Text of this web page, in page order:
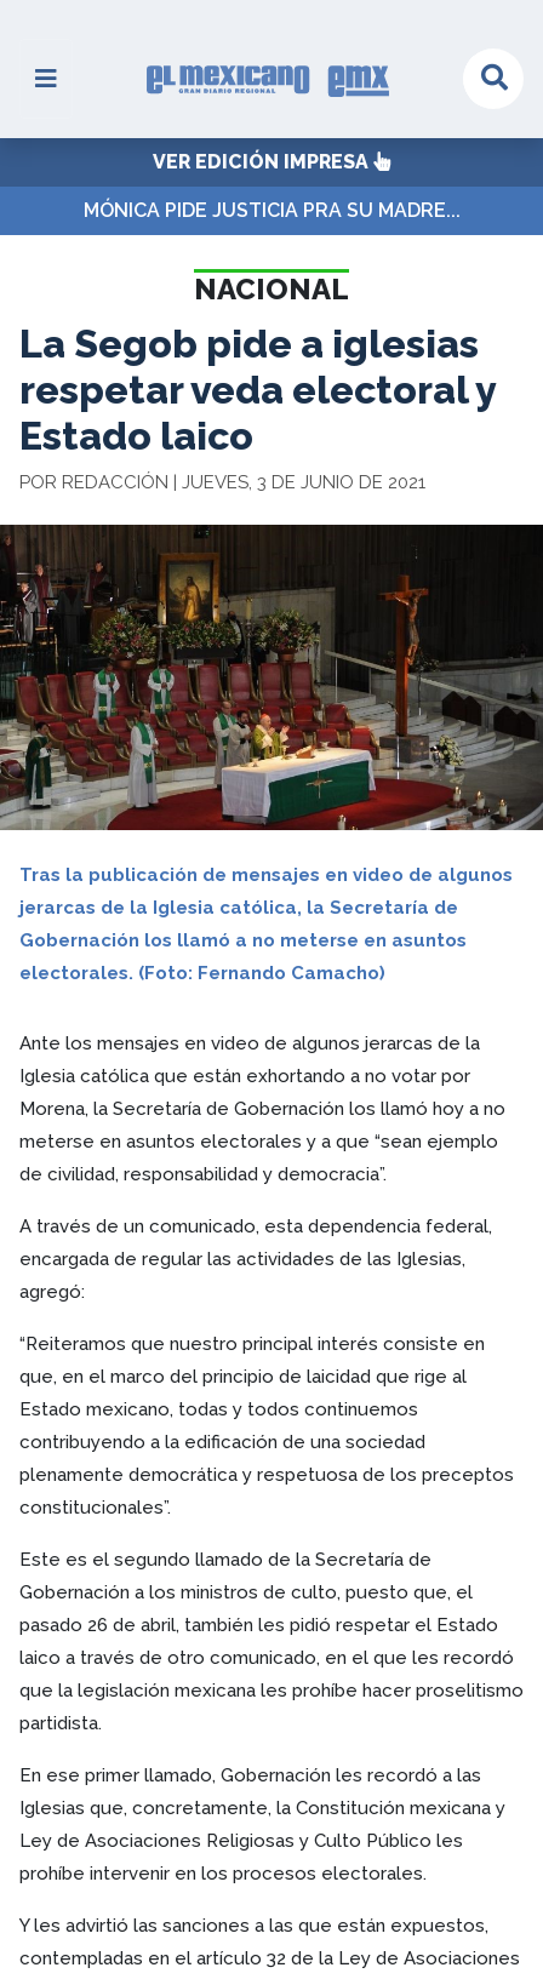
VER EDICIÓN IMPRESA
MÓNICA PIDE JUSTICIA PRA SU MADRE...
NACIONAL
La Segob pide a iglesias
respetar veda electoral y
Estado laico
POR REDACCIÓN | JUEVES, 3 DE JUNIO DE 2021
Tras la publicación de mensajes en video de algunos
jerarcas de la Iglesia católica, la Secretaría de
Gobernación los llamó a no meterse en asuntos
electorales. (Foto: Fernando Camacho)
Ante los mensajes en video de algunos jerarcas de la
Iglesia católica que están exhortando a no votar por
Morena, la Secretaría de Gobernación los llamó hoy a no
meterse en asuntos electorales y a que “sean ejemplo
de civilidad, responsabilidad y democracia”.
A través de un comunicado, esta dependencia federal,
encargada de regular las actividades de las Iglesias,
agregó:
“Reiteramos que nuestro principal interés consiste en
que, en el marco del principio de laicidad que rige al
Estado mexicano, todas y todos continuemos
contribuyendo a la edificación de una sociedad
plenamente democrática y respetuosa de los preceptos
constitucionales”.
Este es el segundo llamado de la Secretaría de
Gobernación a los ministros de culto, puesto que, el
pasado 26 de abril, también les pidió respetar el Estado
laico a través de otro comunicado, en el que les recordó
que la legislación mexicana les prohíbe hacer proselitismo
partidista.
En ese primer llamado, Gobernación les recordó a las
Iglesias que, concretamente, la Constitución mexicana y
Ley de Asociaciones Religiosas y Culto Público les
prohíbe intervenir en los procesos electorales.
Y les advirtió las sanciones a las que están expuestos,
contempladas en el artículo 32 de la Ley de Asociaciones